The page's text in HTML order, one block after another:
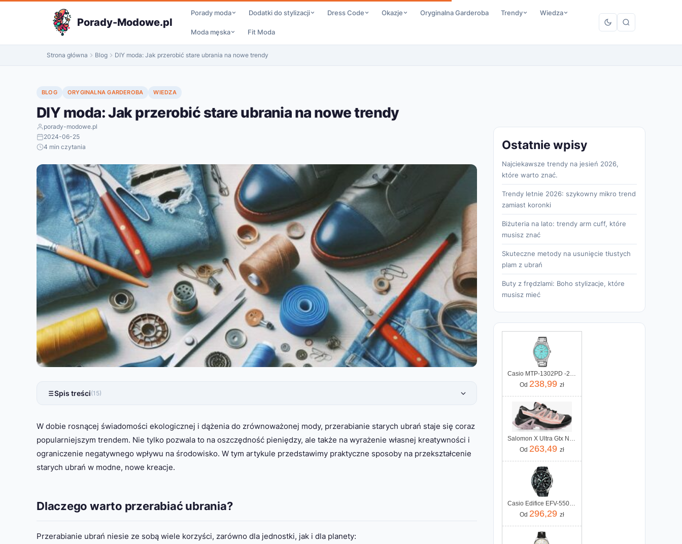
do
Porady-Modowe.pl
Porady moda Dodatki do stylizacji Dress Code Okazje Oryginalna Garderoba Trendy Wiedza
Moda męska Fit Moda
Strona główna Blog DIY moda: Jak przerobić stare ubrania na nowe trendy
BLOG ORYGINALNA GARDEROBA WIEDZA
DIY moda: Jak przerobić stare ubrania na nowe trendy
porady-modowe.pl
2024-06-25
4 min czytania
Spis treści(15)
W dobie rosnącej świadomości ekologicznej i dążenia do zrównoważonej mody, przerabianie starych ubrań staje się coraz
popularniejszym trendem. Nie tylko pozwala to na oszczędność pieniędzy, ale także na wyrażenie własnej kreatywności i
ograniczenie negatywnego wpływu na środowisko. W tym artykule przedstawimy praktyczne sposoby na przekształcenie
starych ubrań w modne, nowe kreacje.
Dlaczego warto przerabiać ubrania?
Przerabianie ubrań niesie ze sobą wiele korzyści, zarówno dla jednostki, jak i dla planety:
Ostatnie wpisy
Najciekawsze trendy na jesień 2026,
które warto znać.
Trendy letnie 2026: szykowny mikro trend
zamiast koronki
Biżuteria na lato: trendy arm cuff, które
musisz znać
Skuteczne metody na usunięcie tłustych
plam z ubrań
Buty z frędzlami: Boho stylizacje, które
musisz mieć
Casio MTP-1302PD -2A2VEF
Od 238,99 zł
Salomon X Ultra Gtx Nirva Black Coral
Od 263,49 zł
Casio Edifice EFV-550P-1AVUEF
Od 296,29 zł